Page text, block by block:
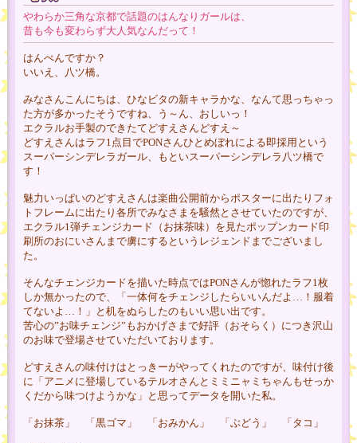
やわらか三角な京都で話題のはんなりガールは、
昔も今も変わらず大人気なんだって！
はんぺんですか？
いいえ、八ツ橋。
みなさんこんにちは、ひなビタの新キャラかな、なんて思っちゃっ
た方が多かったそうですね、う～ん、おしいっ！
エクラルお手製のできたてどすえさんどすえ～
どすえさんはラフ1点目でPONさんひとめぼれによる即採用という
スーパーシンデレラガール、もといスーパーシンデレラ八ツ橋で
す！
魅力いっぱいのどすえさんは楽曲公開前からポスターに出たりフォ
トフレームに出たり各所でみなさまを騒然とさせていたのですが、
エクラル1弾チェンジカード（お抹茶味）を見たポップンカード印
刷所のおにいさんまで虜にするというレジェンドまでございまし
た。
そんなチェンジカードを描いた時点ではPONさんが惚れたラフ1枚
しか無かったので、「一体何をチェンジしたらいいんだよ…！服着
てないよ…！」と机をぬらしたのもいい思い出です。
苦心の”お味チェンジ”もおかげさまで好評（おそらく）につき沢山
のお味で登場させていただいております。
どすえさんの味付けはとっきーがやってくれたのですが、味付け後
に「アニメに登場しているテルオさんとミミニャミちゃんもせっか
くだから味つけようかな」と思ってデータを開いた私。
「お抹茶」 「黒ゴマ」 「おみかん」 「ぶどう」 「タコ」